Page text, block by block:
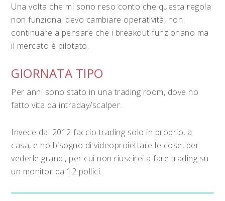
Una volta che mi sono reso conto che questa regola
non funziona, devo cambiare operatività, non
continuare a pensare che i breakout funzionano ma
il mercato è pilotato.
GIORNATA TIPO
Per anni sono stato in una trading room, dove ho
fatto vita da intraday/scalper.
Invece dal 2012 faccio trading solo in proprio, a
casa, e ho bisogno di videoproiettare le cose, per
vederle grandi, per cui non riuscirei a fare trading su
un monitor da 12 pollici.